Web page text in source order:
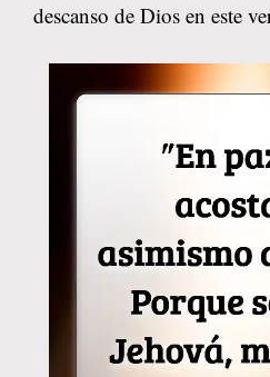
descanso de Dios en este